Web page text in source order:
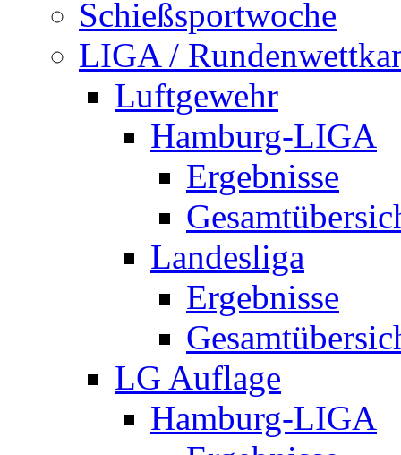
Schießsportwoche
LIGA /
Luftgewehr
Hamburg-LIGA
Ergebnisse
Landesliga
Ergebnisse
LG Auflage
Hamburg-LIGA